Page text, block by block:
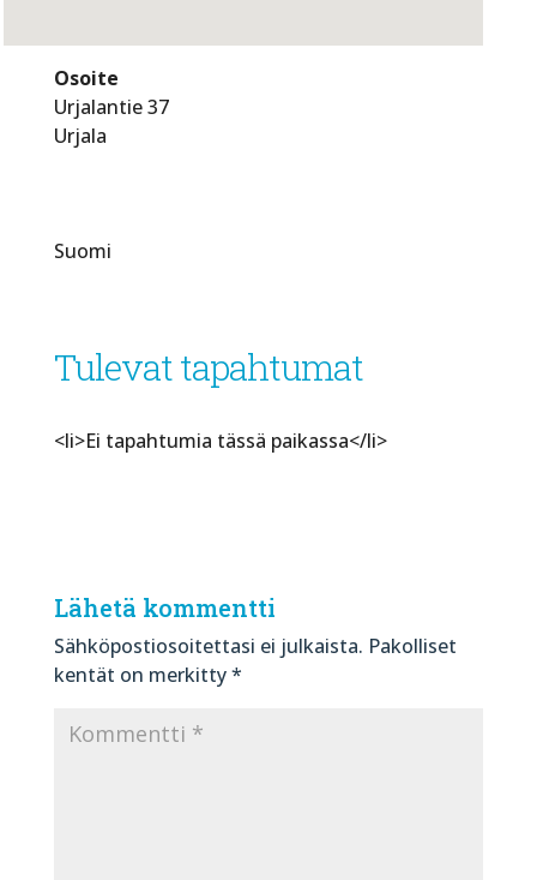
Osoite
Urjalantie 37
Urjala
Suomi
Tulevat tapahtumat
<li>Ei tapahtumia tässä paikassa</li>
Lähetä kommentti
Sähköpostiosoitettasi ei julkaista. Pakolliset
kentät on merkitty*